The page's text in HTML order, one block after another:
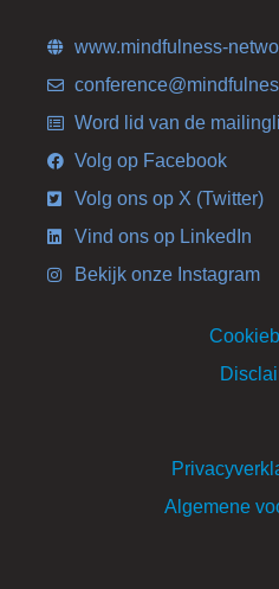
www.mindfulness-
Word lid van de
Volg op Facebook
Volg ons op X (Twitter)
Vind ons op LinkedIn
Bekijk onze Instagram
Algemene